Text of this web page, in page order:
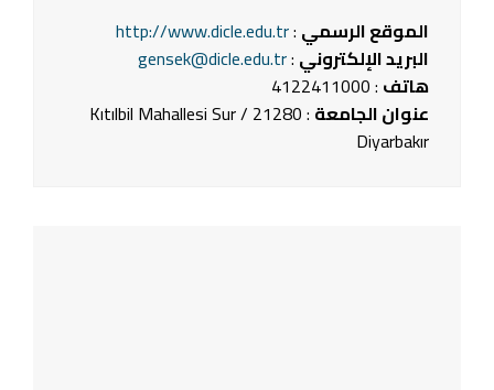
الموقع الرسمي :
http://www.dicle.edu.tr
البريد الإلكتروني :
gensek@dicle.edu.tr
هاتف : 4122411000
عنوان الجامعة
: 21280 Kıtılbil Mahallesi Sur /
Diyarbakır